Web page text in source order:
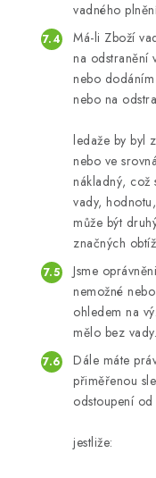
vadného
Má-li Zboží
na odstranění
nebo
nebo na
ledaže by byl
nebo ve
nákladný, což
vady,
může být
značných
Jsme
nemožné
ohledem na
mělo bez vady.
Dále máte
přiměřenou
odstoupení od
jestliže: